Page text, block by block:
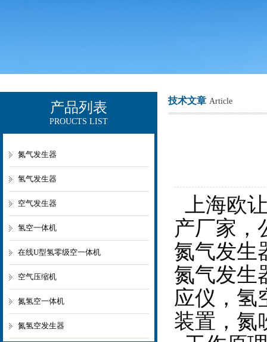
产品列表
PROUCTS LIST
氮气发生器
氢气发生器
空气发生器
氢空一体机
在线U型氢零级空一体机
空气压缩机
氮氢空一体机
氮氢空发生器
技术文章 Article
上海欧
产厂家，
氮气发生
氮气发生
应仪，氢
装置，氮